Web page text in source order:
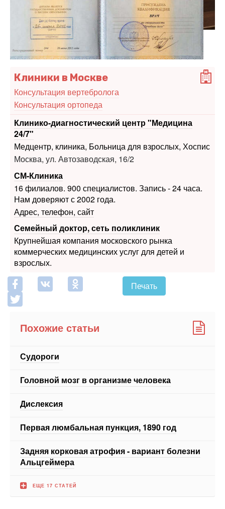
Клиники в Москве
Консультация вертебролога
Консультация ортопеда
Клинико-диагностический центр "Медицина
24/7"
Медцентр, клиника, Больница для взрослых, Хоспис
Москва, ул. Автозаводская, 16/2
СМ-Клиника
16 филиалов. 900 специалистов. Запись - 24 часа.
Адрес, телефон, сайт
Семейный доктор, сеть поликлиник
Крупнейшая компания московского рынка
коммерческих медицинских услуг для детей и
взрослых.
Печать
Похожие статьи
Судороги
Дислексия
Альцгеймера
ЕЩЕ 17 СТАТЕЙ
Новости СМИ2